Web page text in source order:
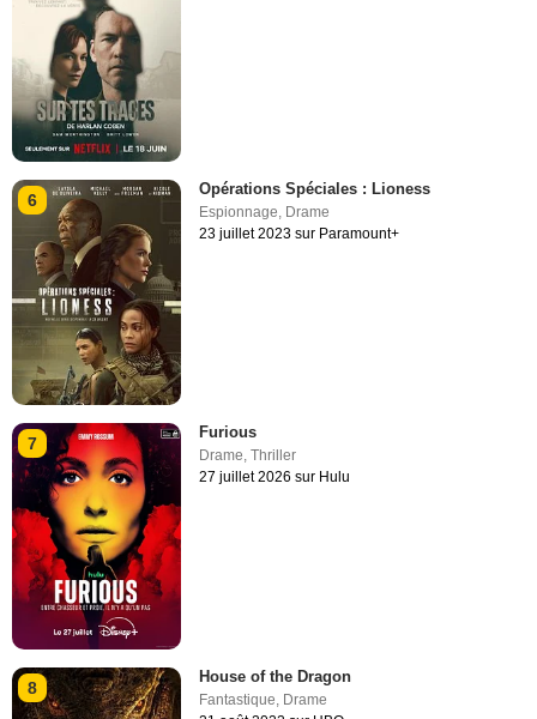
6
Opérations Spéciales : Lioness
Espionnage, Drame
23 juillet 2023 sur Paramount+
7
Furious
Drame,Thriller
27 juillet 2026 sur Hulu
8
House of the Dragon
Fantastique Drame